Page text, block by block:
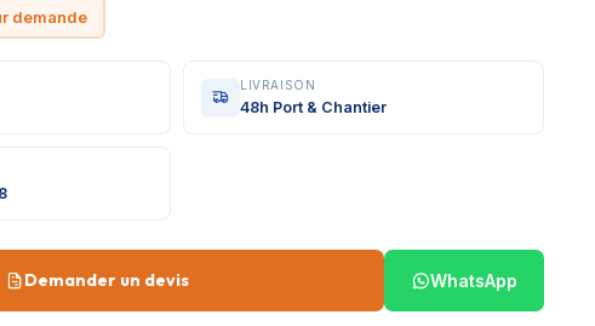
demande
LIVRAISON
48h Port & Chantier
Demander un devis WhatsApp